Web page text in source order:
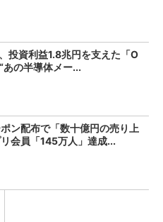
投資利益1.8兆円を支えた「O
の半導体メー...
ン配布で「数十億円の売り上
会員「145万人」達成...